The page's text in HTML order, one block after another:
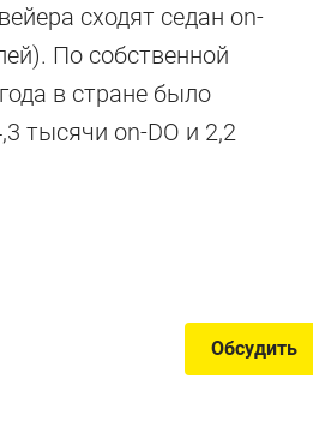
сходят седан on-
По собственной
в стране было
тысячи on-DO и 2,2
о
Обсудить